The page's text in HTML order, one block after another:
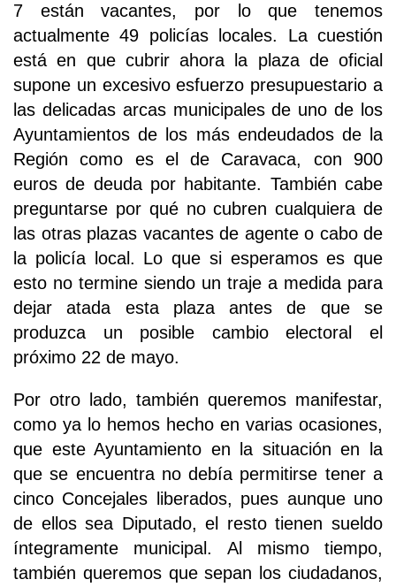
7 están vacantes, por lo que tenemos
actualmente 49 policías locales. La cuestión
está en que cubrir ahora la plaza de oficial
supone un excesivo esfuerzo presupuestario a
las delicadas arcas municipales de uno de los
Ayuntamientos de los más endeudados de la
Región como es el de Caravaca, con 900
euros de deuda por habitante. También cabe
preguntarse por qué no cubren cualquiera de
las otras plazas vacantes de agente o cabo de
la policía local. Lo que si esperamos es que
esto no termine siendo un traje a medida para
dejar atada esta plaza antes de que se
produzca un posible cambio electoral el
próximo 22 de mayo.
Por otro lado, también queremos manifestar,
como ya lo hemos hecho en varias ocasiones,
que este Ayuntamiento en la situación en la
que se encuentra no debía permitirse tener a
cinco Concejales liberados, pues aunque uno
de ellos sea Diputado, el resto tienen sueldo
íntegramente municipal. Al mismo tiempo,
también queremos que sepan los ciudadanos,